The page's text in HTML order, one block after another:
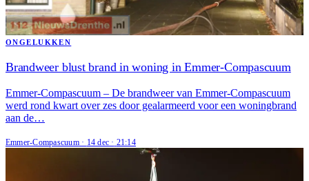
ONGELUKKEN
Brandweer blust brand in woning in Emmer-Compascuum
Emmer-Compascuum – De brandweer van Emmer-Compascuum
werd rond kwart over zes door gealarmeerd voor een woningbrand
aan de…
Emmer-Compascuum· 14 dec · 21:14